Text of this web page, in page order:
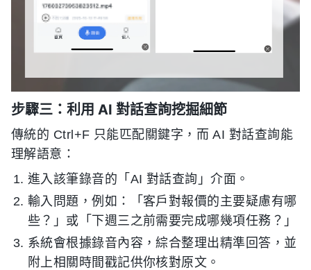
步驟三：利用 AI 對話查詢挖掘細節
傳統的 Ctrl+F 只能匹配關鍵字，而 AI 對話查詢能
理解語意：
進入該筆錄音的「AI 對話查詢」介面。
輸入問題，例如：「客戶對報價的主要疑慮有哪
些？」或「下週三之前需要完成哪幾項任務？」
系統會根據錄音內容，綜合整理出精準回答，並
附上相關時間戳記供你核對原文。